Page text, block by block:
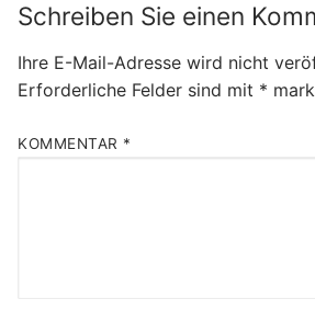
Schreiben Sie einen
Ihre E-Mail-Adresse wird nicht
Erforderliche Felder sind mit *
KOMMENTAR *